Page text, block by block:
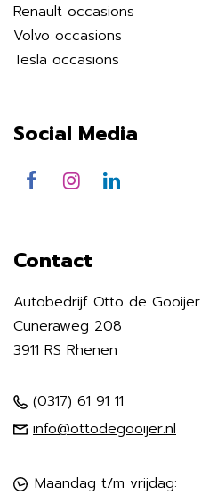
Renault occasions
Volvo occasions
Tesla occasions
Social Media
Contact
Autobedrijf Otto de Gooijer
Cuneraweg 208
3911 RS Rhenen
(0317) 61 91 11
info@ottodegooijer.nl
Maandag t/m vrijdag: